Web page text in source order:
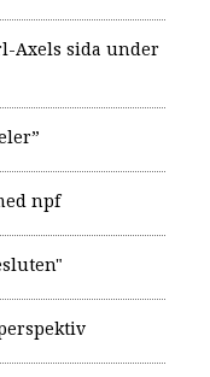
Axels sida under
npf